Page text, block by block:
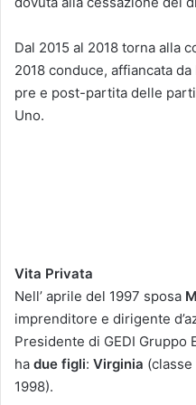
Dal 2015 al 2018 torna alla
2018 conduce, affiancata
pre e post-partita delle
Uno.
Vita Privata
Nell’ aprile del 1997 sposa
imprenditore e dirigente
Presidente di GEDI Gruppo
ha due figli: Virginia (classe
1998).